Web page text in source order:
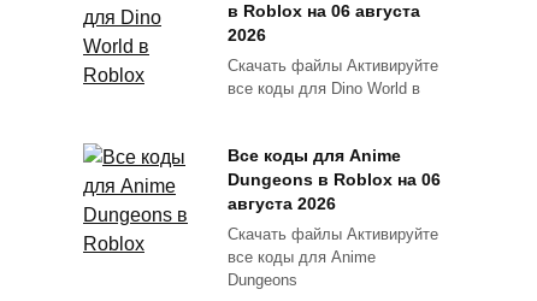
в Roblox на 06 августа
2026
Скачать файлы Активируйте
все коды для Dino World в
Все коды для Anime
Dungeons в Roblox на 06
августа 2026
Скачать файлы Активируйте
все коды для Anime
Dungeons